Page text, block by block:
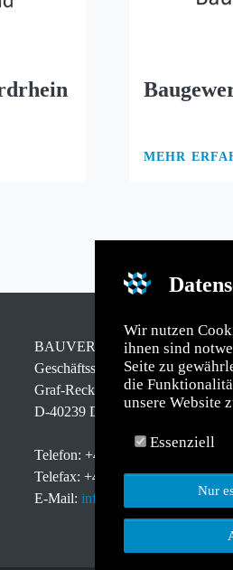
Wir nutzen
ihnen sind
Seite zu
die
unsere Website
Essenziell
Nur
MEHR
BAUVERBÄNDE NRW e. V.
Geschäftsstelle Düsseldorf
Graf-Recke-Straße 43
D-40239 Düsseldorf
Telefon: +49 (0) 211 / 9 14 29 0
Telefax: +49 (0) 211 / 9 14 29 31
E-Mail: info@bauverbaende.nrw